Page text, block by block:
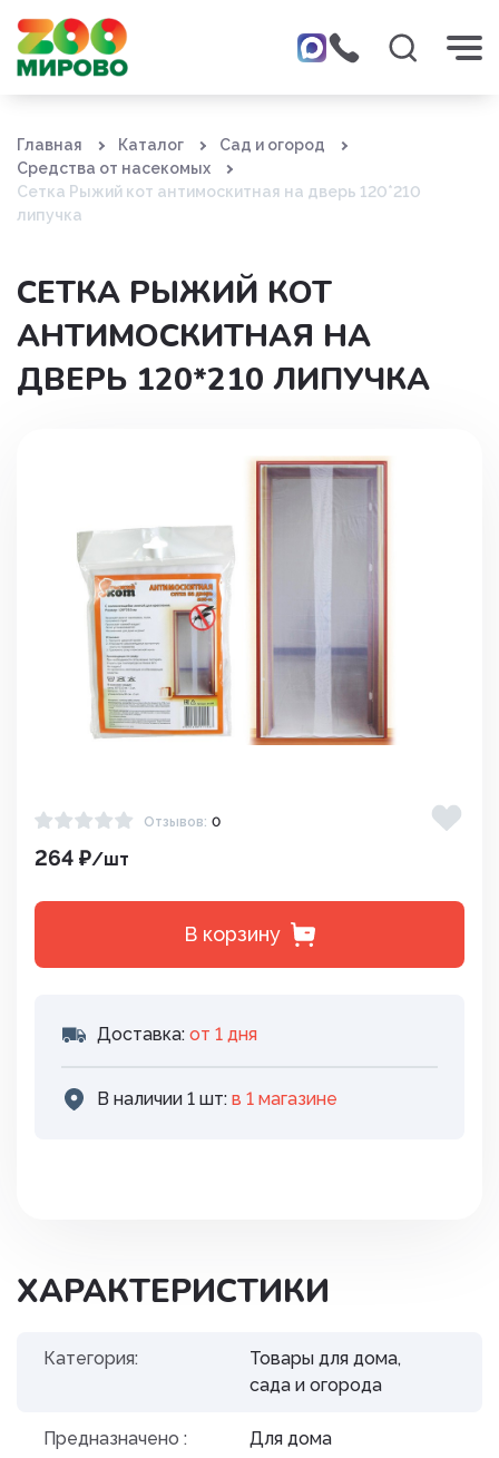
Главная Каталог
Сад и огород
Средства от насекомых
Сетка Рыжий кот антимоскитная на дверь 120*210
липучка
СЕТКА РЫЖИЙ КОТ
АНТИМОСКИТНАЯ НА
ДВЕРЬ 120*210 ЛИПУЧКА
Отзывов: 0
264 ₽/шт
В корзину
Доставка: от 1 дня
В наличии 1 шт: в 1 магазинe
ХАРАКТЕРИСТИКИ
Категория:
Товары для дома,
сада и огорода
Предназначено : Для дома